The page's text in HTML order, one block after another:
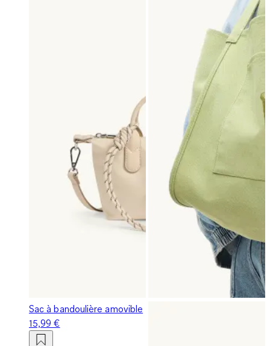
Sac à bandoulière amovible
15,99 €